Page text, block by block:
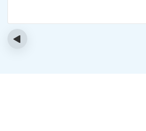
Мы согласились. Вот уже 4 месяца
работу устроился, дома помогает,
‹